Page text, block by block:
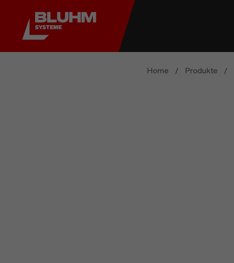
Home / Produkte /